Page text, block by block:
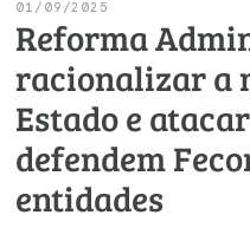
Editorial
Artigos
Institucional
Debates Fecomercio-SP
PROJETOS ESPECIAIS:
Economia
Pesquisas
Brasil
Legislação
Trabalho
Negócios
SINDICATOS
PESQUISAS
FALE CONOSCO
INSTITUCIONAL
01/09/2025
Reforma
racionalizar a
Estado e
defendem
entidades